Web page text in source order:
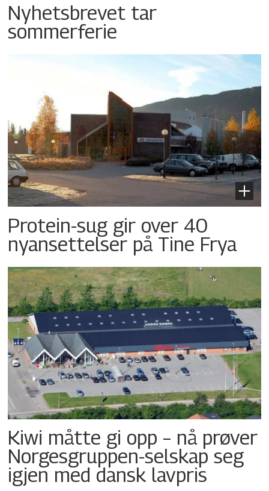
Nyhetsbrevet tar
sommerferie
Protein-sug gir over 40
nyansettelser på Tine Frya
Kiwi måtte gi opp – nå prøver
Norgesgruppen-selskap seg
igjen med dansk lavpris